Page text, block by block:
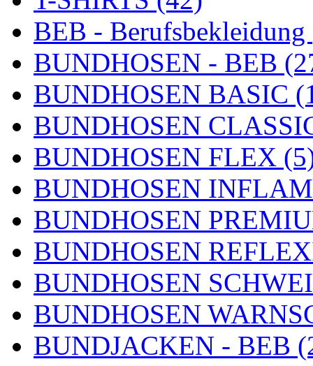
BEB - Berufsbekleidung
BUNDHOSEN - BEB
BUNDHOSEN BASIC
BUNDHOSEN
BUNDHOSEN FLEX
BUNDHOSEN
BUNDHOSEN
BUNDHOSEN
BUNDHOSEN
BUNDHOSEN
BUNDJACKEN - BEB